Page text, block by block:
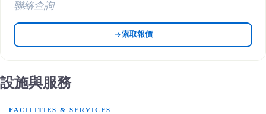
聯絡查詢
索取報價
設施與服務
FACILITIES & SERVICES